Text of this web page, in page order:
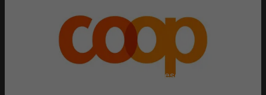
Coop ist weit über die Schweizer Landesgrenzen hinweg